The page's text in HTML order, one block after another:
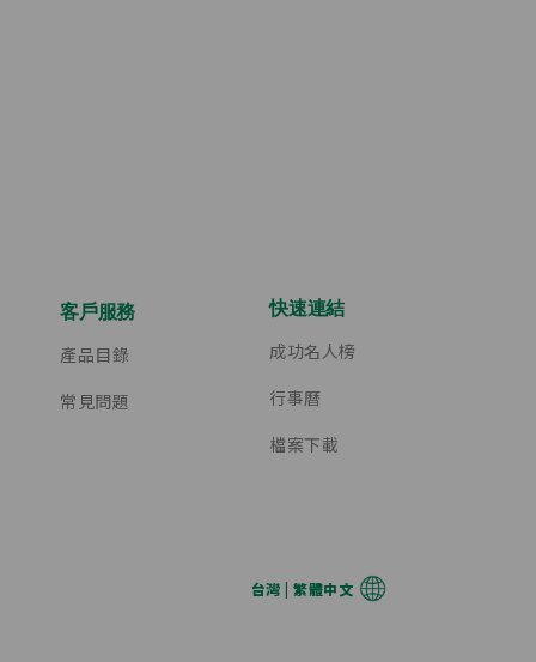
客戶服務
產品目錄
常見問題
快速連結
成功名人榜
行事曆
檔案下載
台灣 | 繁體中文